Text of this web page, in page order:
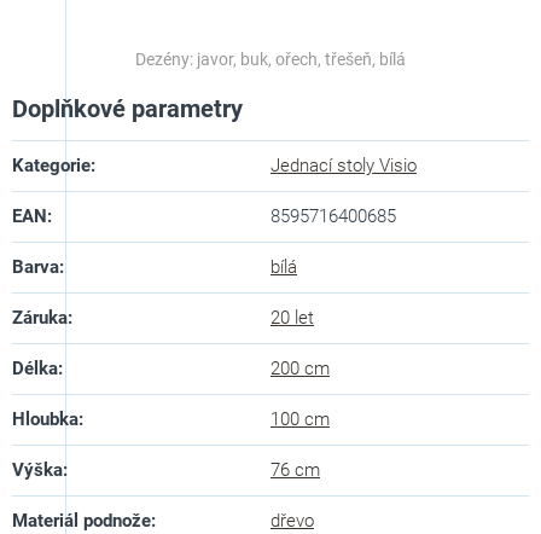
Dezény: javor, buk, ořech, třešeň, bílá
Doplňkové parametry
Kategorie: Jednací stoly Visio
EAN : 8595716400685
Barva: bílá
Záruka: 20 let
Délka: 200 cm
Hloubka: 100 cm
Výška: 76 cm
Materiál podnože: dřevo